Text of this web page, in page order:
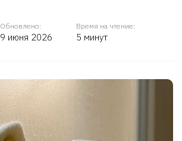
Обновлено:
9 июня 2026
Время на чтение:
5 минут